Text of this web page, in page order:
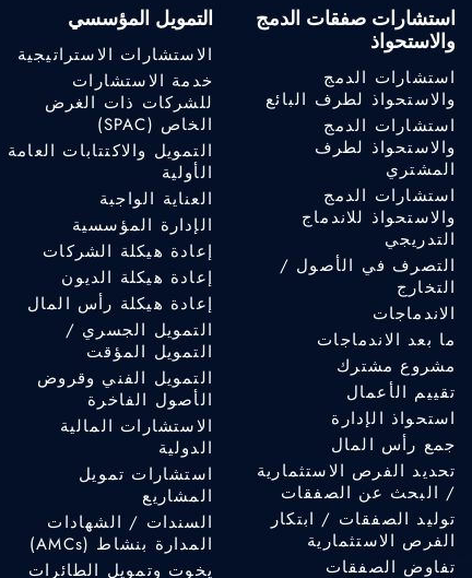
استشارات صفقات الدمج
والاستحواذ
استشارات الدمج
والاستحواذ لطرف البائع
استشارات الدمج
والاستحواذ لطرف
المشتري
استشارات الدمج
والاستحواذ للاندماج
التدريجي
التصرف في الأصول /
التخارج
الاندماجات
ما بعد الاندماجات
مشروع مشترك
تقييم الأعمال
استحواذ الإدارة
جمع رأس المال
تحديد الفرص الاستثمارية
/ البحث عن الصفقات
توليد الصفقات / ابتكار
الفرص الاستثمارية
تفاوض الصفقات
التمويل المؤسسي
الاستشارات الاستراتيجية
خدمة الاستشارات
للشركات ذات الغرض
الخاص (SPAC)
التمويل والاكتتابات العامة
الأولية
العناية الواجبة
الإدارة المؤسسية
إعادة هيكلة الشركات
إعادة هيكلة الديون
إعادة هيكلة رأس المال
التمويل الجسري /
التمويل المؤقت
التمويل الفني وقروض
الأصول الفاخرة
الاستشارات المالية
الدولية
استشارات تمويل
المشاريع
السندات / الشهادات
المدارة بنشاط (AMCs)
يخوت وتمويل الطائرات